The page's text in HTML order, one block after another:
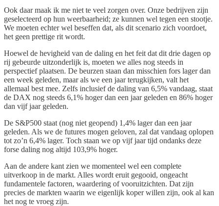
Ook daar maak ik me niet te veel zorgen over. Onze bedrijven zijn
geselecteerd op hun weerbaarheid; ze kunnen wel tegen een stootje.
We moeten echter wel beseffen dat, als dit scenario zich voordoet,
het geen prettige rit wordt.
Hoewel de hevigheid van de daling en het feit dat dit drie dagen op
rij gebeurde uitzonderlijk is, moeten we alles nog steeds in
perspectief plaatsen. De beurzen staan dan misschien fors lager dan
een week geleden, maar als we een jaar terugkijken, valt het
allemaal best mee. Zelfs inclusief de daling van 6,5% vandaag, staat
de DAX nog steeds 6,1% hoger dan een jaar geleden en 86% hoger
dan vijf jaar geleden.
De S&P500 staat (nog niet geopend) 1,4% lager dan een jaar
geleden. Als we de futures mogen geloven, zal dat vandaag oplopen
tot zo’n 6,4% lager. Toch staan we op vijf jaar tijd ondanks deze
forse daling nog altijd 103,9% hoger.
Aan de andere kant zien we momenteel wel een complete
uitverkoop in de markt. Alles wordt eruit gegooid, ongeacht
fundamentele factoren, waardering of vooruitzichten. Dat zijn
precies de markten waarin we eigenlijk koper willen zijn, ook al kan
het nog te vroeg zijn.